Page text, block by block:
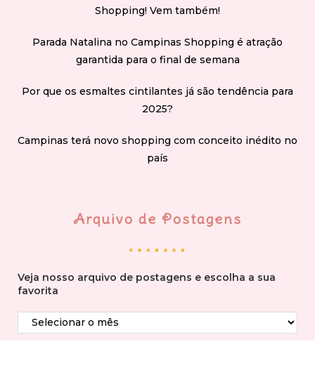
Shopping! Vem também!
Parada Natalina no Campinas Shopping é atração
garantida para o final de semana
Por que os esmaltes cintilantes já são tendência para
2025?
Campinas terá novo shopping com conceito inédito no
país
Arquivo de Postagens
Veja nosso arquivo de postagens e escolha a sua
favorita